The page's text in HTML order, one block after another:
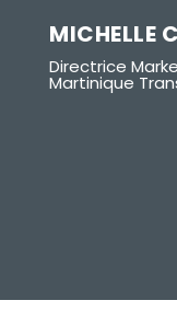
MICHELLE
Directrice
Martinique